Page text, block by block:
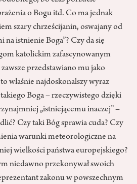
o Bogu itd. Co ma jednak
szary chrześcijanin, oswajany od
na istnienie Boga”? Czy da się
katolickim zafascynowanym
przedstawiano mu jako
właśnie najdoskonalszy wyraz
Boga – rzeczywistego dzięki
„istniejącemu inaczej” –
Czy taki Bóg sprawia cuda? Czy
warunki meteorologiczne na
wielkości państwa europejskiego?
niedawno przekonywał swoich
zakonu w powszechnym